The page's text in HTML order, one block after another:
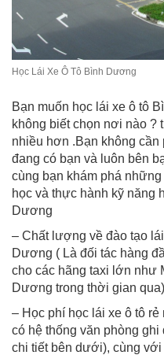
Học Lái Xe Ô Tô Bình Dương
Bạn muốn học lái xe ô tô
không biết chọn nơi nào ?
nhiều hơn .Bạn không
đang có bạn và luôn bên
cùng bạn khám phá
học và thực hành kỹ năng
Dương
– Chất lượng về đào tạo
Dương ( Là đối tác hàng
cho các hãng taxi lớn như
Dương trong thời gian qua)
– Học phí học lái xe ô tô
có hệ thống văn phòng
chi tiết bên dưới), cùng